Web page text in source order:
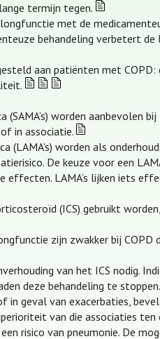
termijn tegen.
met de
behandeling verbetert
aan patiënten met COPD:
(SAMA’s) worden aanbevolen
in associatie.
(LAMA’s) worden als
De keuze voor een
LAMA’s lijken iets
(ICS) gebruikt
zijn zwakker bij COPD
van het ICS nodig.
deze behandeling te stoppen.
geval van exacerbaties,
van die associaties ten
risico van pneumonie. De